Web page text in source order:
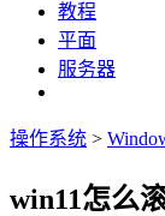
教程
平面
服务器
操作系统 >
win11怎么